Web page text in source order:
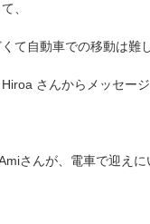
、
て自動車での移動は難
さんからメッセージ
さんが、電車で迎えに